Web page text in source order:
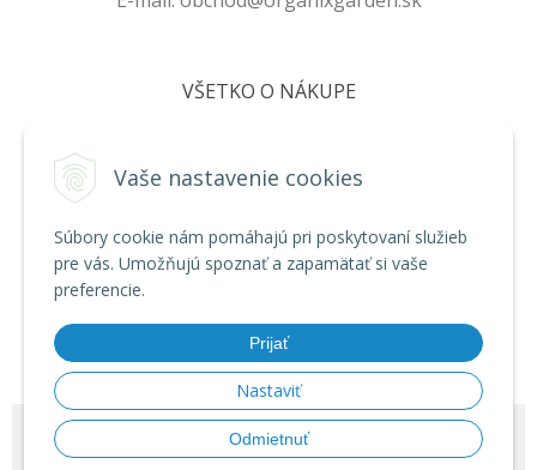
Vaše nastavenie cookies
Súbory cookie nám pomáhajú pri poskytovaní služieb
pre vás. Umožňujú spoznať a zapamätať si vaše
preferencie.
Prijať
Nastaviť
Odmietnuť
VŠETKO O NÁKUPE
Ochrana súkromia
NA STIAHNUTIE
Formulár na odstúpenie od zmluvy
Poučenie o uplatnení práva na odstúpenie od zmluvy
© 2026 ORGANIXgarden • NextShop&e-shop Pohoda Connector
by